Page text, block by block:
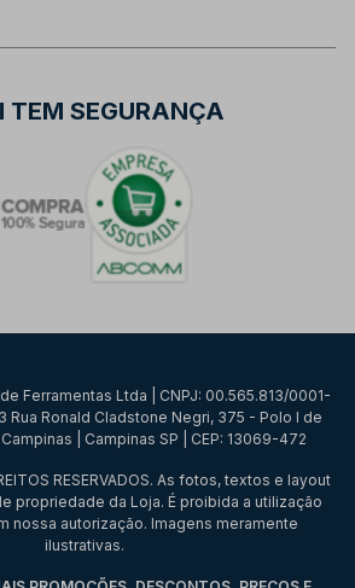
TEM SEGURANÇA
Ferramentas Ltda | CNPJ: 00.565.813/0001-
Rua Ronald Cladstone Negri, 375 - Polo I de
| Campinas SP | CEP: 13069-472
RESERVADOS. As fotos, textos e layout
propriedade da Loja. É proibida a utilização
nossa autorização. Imagens meramente
ilustrativas.